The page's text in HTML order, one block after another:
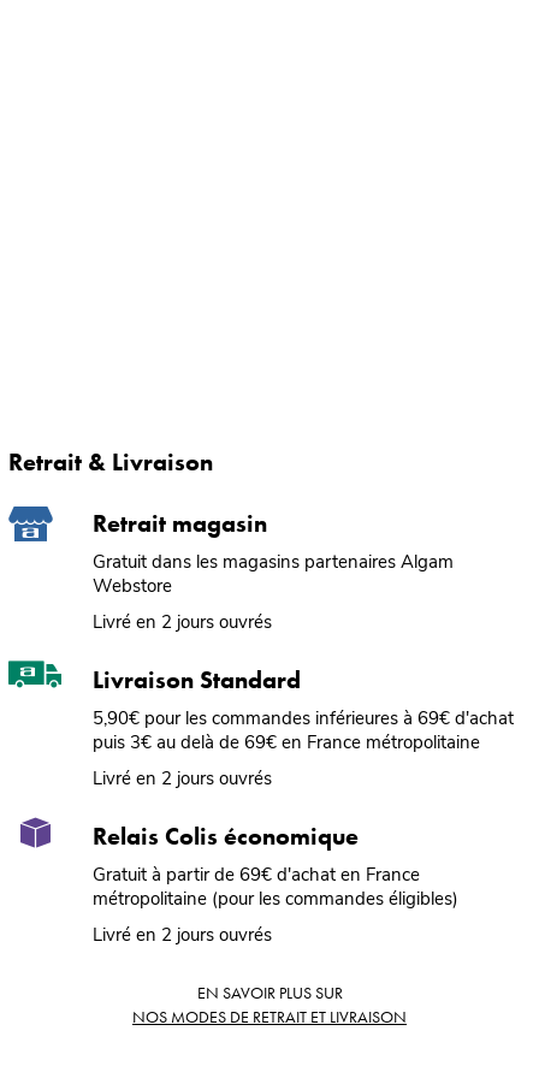
Retrait & Livraison
Retrait magasin
Gratuit dans les magasins partenaires Algam
Webstore
Livré en 2 jours ouvrés
Livraison Standard
5,90€ pour les commandes inférieures à 69€ d'achat
puis 3€ au delà de 69€ en France métropolitaine
Livré en 2 jours ouvrés
Relais Colis économique
Gratuit à partir de 69€ d'achat en France
métropolitaine (pour les commandes éligibles)
Livré en 2 jours ouvrés
EN SAVOIR PLUS SUR
NOS MODES DE RETRAIT ET LIVRAISON